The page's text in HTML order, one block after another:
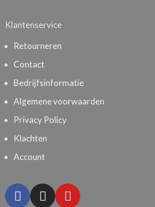
Klantenservice
Retourneren
Contact
Bedrijfsinformatie
Algemene voorwaarden
Privacy Policy
Klachten
Account